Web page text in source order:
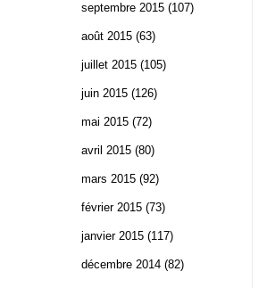
septembre 2015 (107)
août 2015 (63)
juillet 2015 (105)
juin 2015 (126)
mai 2015 (72)
avril 2015 (80)
mars 2015 (92)
février 2015 (73)
janvier 2015 (117)
décembre 2014 (82)